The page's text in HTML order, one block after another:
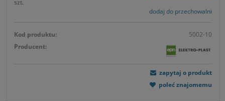
szt.
dodaj do przechowalni
Kod produktu:
5002-10
Producent:
zapytaj o produkt
poleć znajomemu